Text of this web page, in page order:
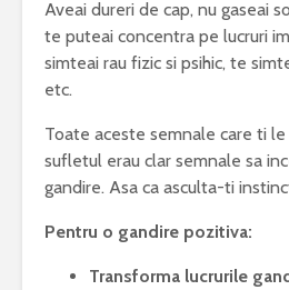
Aveai dureri de cap, nu gaseai
te puteai concentra pe lucruri
simteai rau fizic si psihic, te
etc.
Toate aceste semnale care ti
sufletul erau clar semnale sa
gandire. Asa ca asculta-ti
Pentru o gandire pozitiva:
Transforma lucrurile